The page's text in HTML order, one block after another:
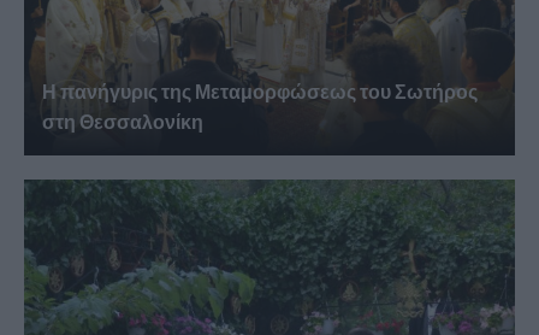
Η πανήγυρις της Μεταμορφώσεως του Σωτήρος
στη Θεσσαλονίκη